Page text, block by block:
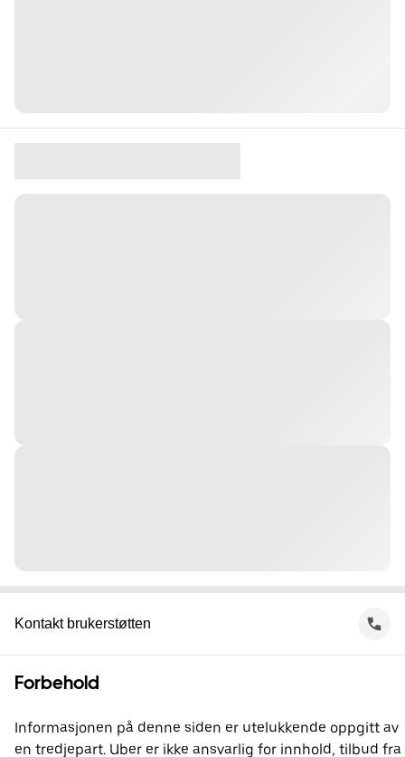
Kontakt brukerstøtten
Forbehold
Informasjonen på denne siden er utelukkende oppgitt av
en tredjepart. Uber er ikke ansvarlig for innhold, tilbud fra